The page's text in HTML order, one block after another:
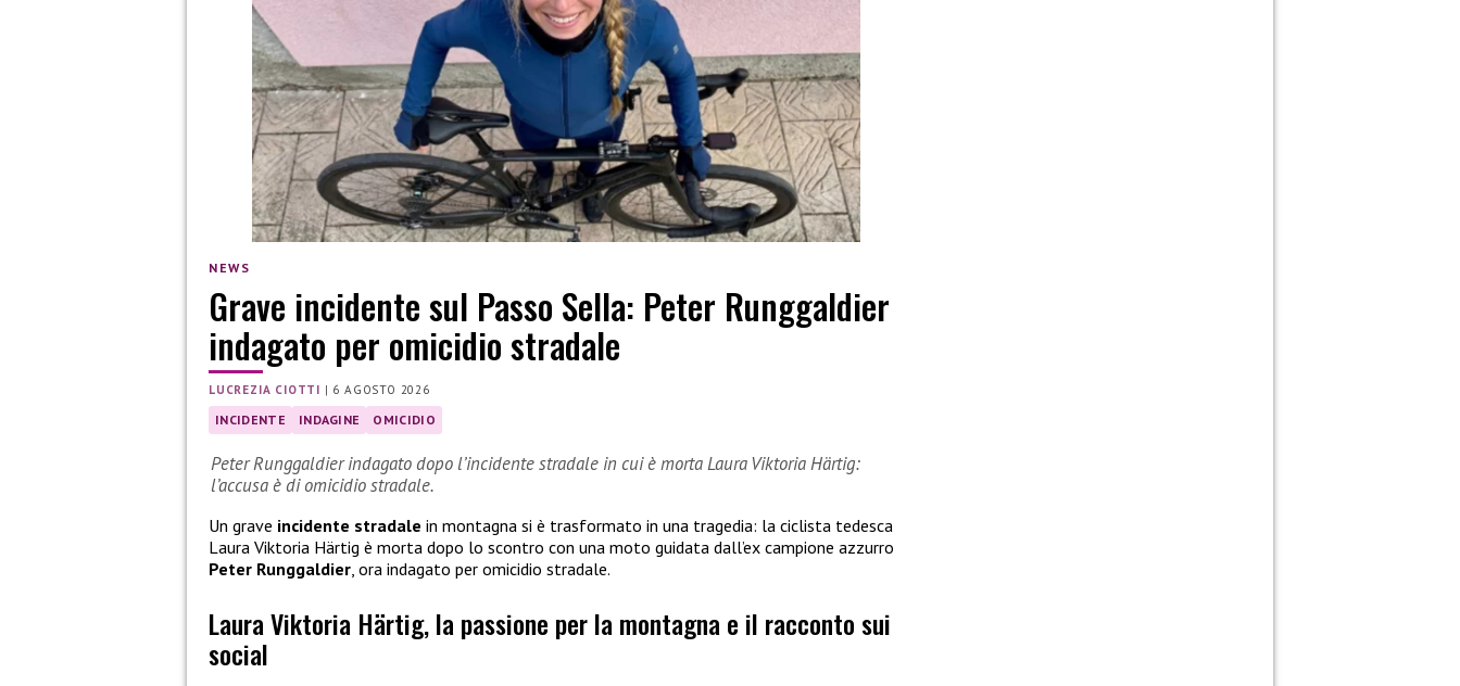
NEWS
Grave incidente sul Passo Sella: Peter Runggaldier
indagato per omicidio stradale
LUCREZIA CIOTTI | 6 AGOSTO 2026
INCIDENTE INDAGINE OMICIDIO
Peter Runggaldier indagato dopo l’incidente stradale in cui è morta Laura Viktoria Härtig:
l’accusa è di omicidio stradale.
Un grave incidente stradale in montagna si è trasformato in una tragedia: la ciclista tedesca
Laura Viktoria Härtig è morta dopo lo scontro con una moto guidata dall’ex campione azzurro
Peter Runggaldier, ora indagato per omicidio stradale.
Laura Viktoria Härtig, la passione per la montagna e il racconto sui
social